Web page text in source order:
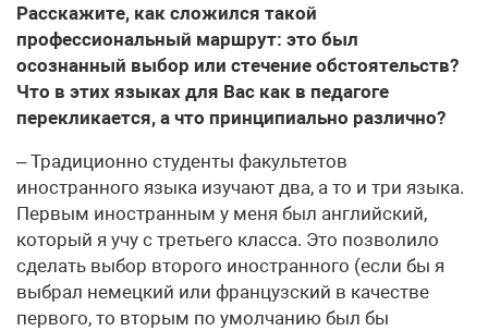
Расскажите, как сложился такой
профессиональный маршрут: это был
осознанный выбор или стечение обстоятельств?
Что в этих языках для Вас как в педагоге
перекликается, а что принципиально различно?
– Традиционно студенты факультетов
иностранного языка изучают два, а то и три языка.
Первым иностранным у меня был английский,
который я учу с третьего класса. Это позволило
сделать выбор второго иностранного (если бы я
выбрал немецкий или французский в качестве
первого, то вторым по умолчанию был бы